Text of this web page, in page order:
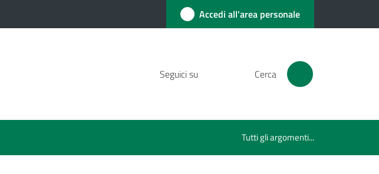
Accedi all'area personale
Seguici su Cerca
Tutti gli argomenti...